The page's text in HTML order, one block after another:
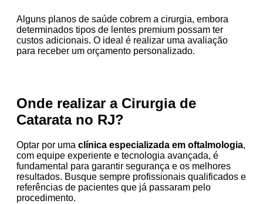
Alguns planos de saúde cobrem a cirurgia, embora
determinados tipos de lentes premium possam ter
custos adicionais. O ideal é realizar uma avaliação
para receber um orçamento personalizado.
Onde realizar a Cirurgia de
Catarata no RJ?
Optar por uma clínica especializada em oftalmologia,
com equipe experiente e tecnologia avançada, é
fundamental para garantir segurança e os melhores
resultados. Busque sempre profissionais qualificados e
referências de pacientes que já passaram pelo
procedimento.